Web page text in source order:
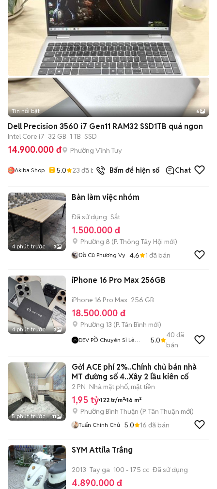
+2
Tin nổi bật 6
Dell Precision 3560 i7 Gen11 RAM32 SSD1TB quá ngon
Intel Core i7 32 GB 1 TB SSD
14.900.000 đ Phường Vĩnh Tuy
Akiba Shop 5.0 23 đã bán Bấm để hiện số Chat
4 phút trước 3
Bàn làm việc nhóm
Đã sử dụng Sắt
1.500.000 đ
Phường 8 (P. Thông Tây Hội mới)
Đồ Cũ Phương Vy 4.6 1 đã bán
4 phút trước 3
iPhone 16 Pro Max 256GB
iPhone 16 Pro Max 256 GB
18.500.000 đ
Phường 13 (P. Tân Bình mới)
DEV PỒ Chuyên Sỉ Lẻ
5.0
40 đã
bán
5 phút trước 11
Gởi ACE phí 2%..Chính chủ bán nhà
MT đường số 4..Xây 2 lầu kiên cố
2 PN Nhà mặt phố, mặt tiền
1,95 tỷ 122 tr/m² 16 m²
Phường Bình Thuận (P. Tân Thuận mới)
Tuấn Chính Chủ 5.0 16 đã bán
SYM Attila Trắng
2013 Tay ga 100 - 175 cc Đã sử dụng
4.890.000 đ